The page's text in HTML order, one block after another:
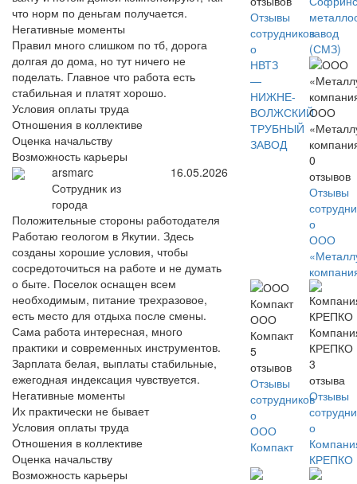
что норм по деньгам получается.
Негативные моменты
Правил много слишком по тб, дорога
долгая до дома, но тут ничего не
поделать. Главное что работа есть
стабильная и платят хорошо.
Условия оплаты труда
Отношения в коллективе
Оценка начальству
Возможность карьеры
arsmarc
Сотрудник из
города
16.05.2026
Положительные стороны работодателя
Работаю геологом в Якутии. Здесь
созданы хорошие условия, чтобы
сосредоточиться на работе и не думать
о быте. Поселок оснащен всем
необходимым, питание трехразовое,
есть место для отдыха после смены.
Сама работа интересная, много
практики и современных инструментов.
Зарплата белая, выплаты стабильные,
ежегодная индексация чувствуется.
Негативные моменты
Их практически не бывает
Условия оплаты труда
Отношения в коллективе
Оценка начальству
Возможность карьеры
Отзывы
сотрудников
о
НВТЗ
—
НИЖНЕ-
ВОЛЖСКИЙ
ТРУБНЫЙ
ЗАВОД
завод
(СМЗ)
ООО
0
отзывов
Отзывы
о
ООО
ООО
Компакт
5
отзывов
Отзывы
сотрудников
о
ООО
Компакт
КРЕПКО
3
отзыва
Отзывы
о
КРЕПКО